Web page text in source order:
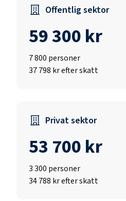
Offentlig sektor
59 300 kr
7 800 personer
37 798 kr efter skatt
Privat sektor
53 700 kr
3 300 personer
34 788 kr efter skatt